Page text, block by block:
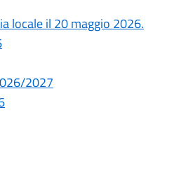
locale il 20 maggio 2026.
2027